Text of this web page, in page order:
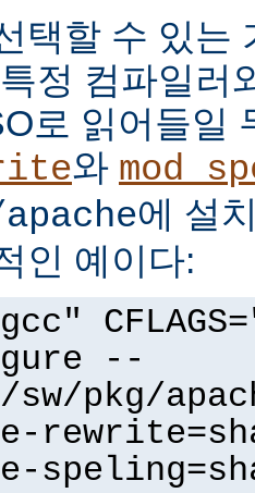
택할 수 있는
정 컴파일러
로 읽어들일
와
에 설
인 예이다:
--
pkg/